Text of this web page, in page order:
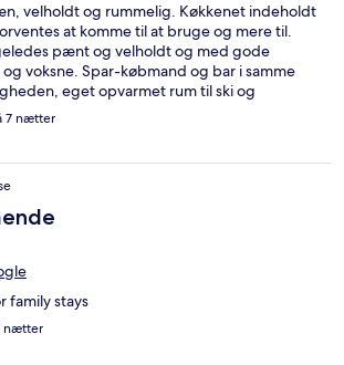
velholdt og rummelig. Køkkenet indeholdt
at komme til at bruge og mere til.
pænt og velholdt og med gode
voksne. Spar-købmand og bar i samme
eget opvarmet rum til ski og
var flinke og hjælpsomme. Let adgang til
godt sted som vi bestemt kunne
7 nætter
family stays
nætter